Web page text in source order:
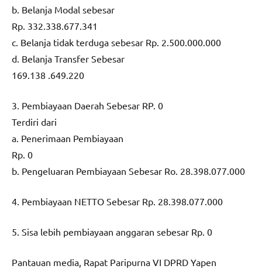
b. Belanja Modal sebesar
Rp. 332.338.677.341
c. Belanja tidak terduga sebesar Rp. 2.500.000.000
d. Belanja Transfer Sebesar
169.138 .649.220
3. Pembiayaan Daerah Sebesar RP. 0
Terdiri dari
a. Penerimaan Pembiayaan
Rp. 0
b. Pengeluaran Pembiayaan Sebesar Ro. 28.398.077.000
4. Pembiayaan NETTO Sebesar Rp. 28.398.077.000
5. Sisa lebih pembiayaan anggaran sebesar Rp. 0
Pantauan media, Rapat Paripurna VI DPRD Yapen